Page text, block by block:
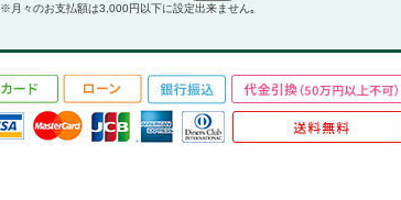
※月々のお支払額は3,000円以下に設定出来ません｡